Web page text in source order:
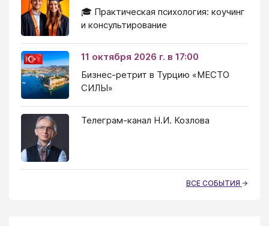
🎓 Практическая психология: коучинг
и консультирование
11 октября 2026 г. в 17:00
Бизнес-ретрит в Турцию «МЕСТО
СИЛЫ»
Телеграм-канал Н.И. Козлова
ВСЕ СОБЫТИЯ